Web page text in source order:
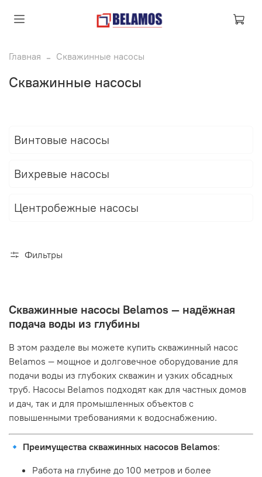
Главная Скважинные насосы
Скважинные насосы
Винтовые насосы
Вихревые насосы
Центробежные насосы
Фильтры
Скважинные насосы Belamos — надёжная
подача воды из глубины
В этом разделе вы можете купить скважинный насос
Belamos — мощное и долговечное оборудование для
подачи воды из глубоких скважин и узких обсадных
труб. Насосы Belamos подходят как для частных домов
и дач, так и для промышленных объектов с
повышенными требованиями к водоснабжению.
🔹 Преимущества скважинных насосов Belamos:
Работа на глубине до 100 метров и более